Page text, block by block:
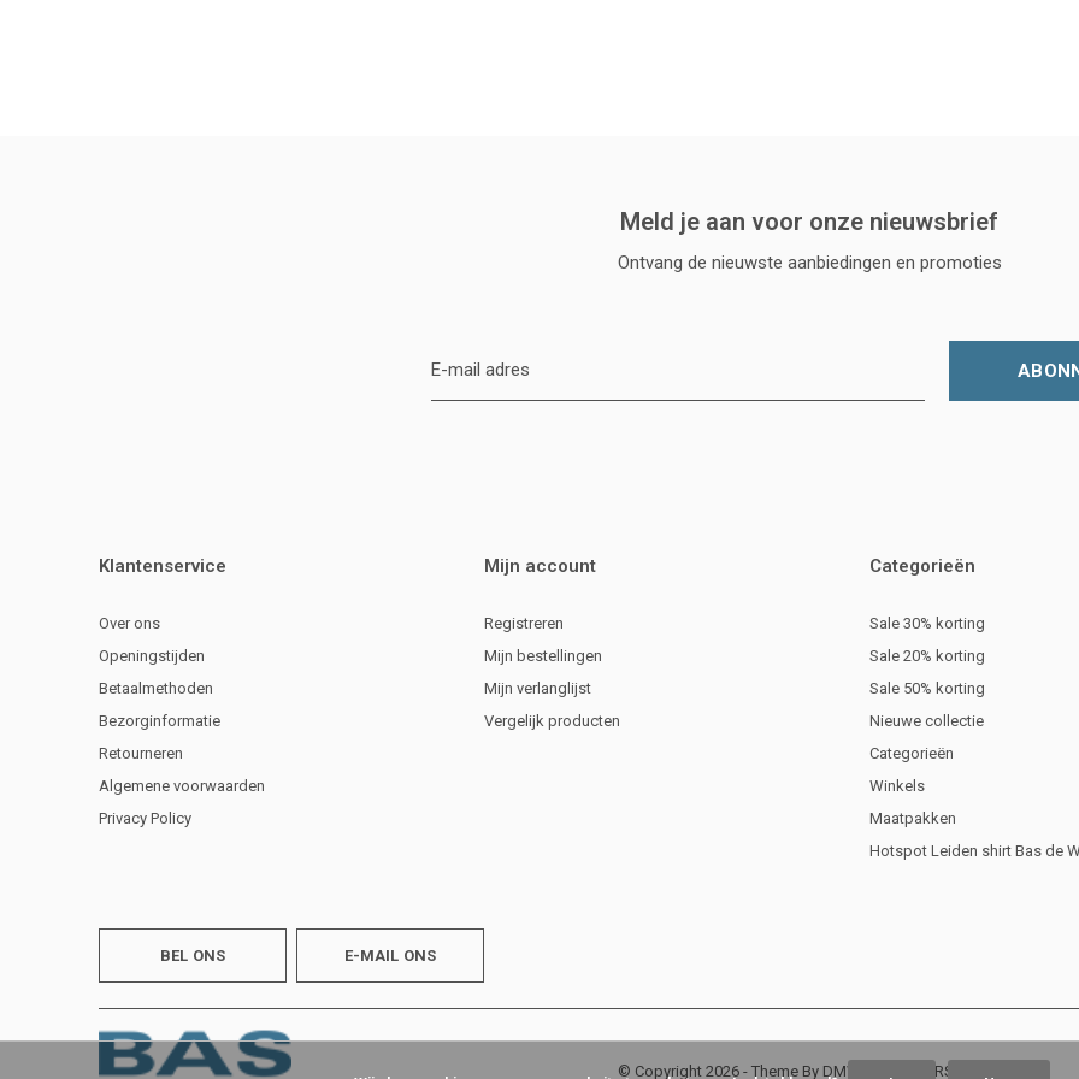
Meld je aan voor onze nieuwsbrief
Ontvang de nieuwste aanbiedingen en promoties
Klantenservice
Over ons
Openingstijden
Betaalmethoden
Bezorginformatie
Retourneren
Algemene voorwaarden
Privacy Policy
Mijn account
Registreren
Mijn bestellingen
Mijn verlanglijst
Vergelijk producten
Categorieën
Sale 30% korting
Sale 20% korting
Sale 50% korting
Nieuwe collectie
Categorieën
Winkels
Maatpakken
Hotspot Leiden shirt Bas de
BEL ONS E-MAIL ONS
© Copyright 2026 - Theme By DMWS RSS-feed